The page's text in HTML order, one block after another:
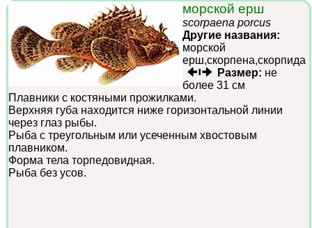
морской ерш
scorpaena porcus
Другие названия:
морской
ерш,скорпена,скорпида
Размер: не
более 31 см
Плавники с костяными прожилками.
Верхняя губа находится ниже горизонтальной линии
через глаз рыбы.
Рыба с треугольным или усеченным хвостовым
плавником.
Форма тела торпедовидная.
Рыба без усов.